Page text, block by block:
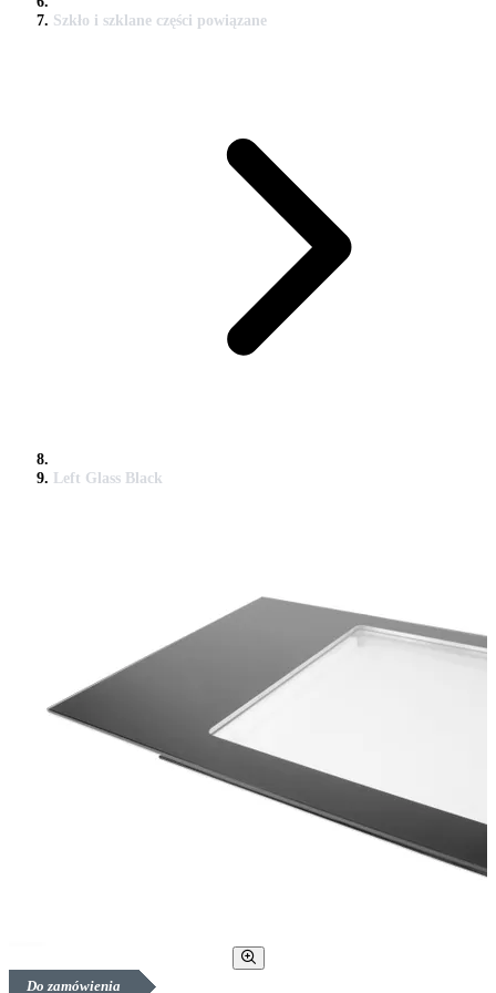
Szkło i szklane części powiązane
Left Glass Black
Do zamówienia